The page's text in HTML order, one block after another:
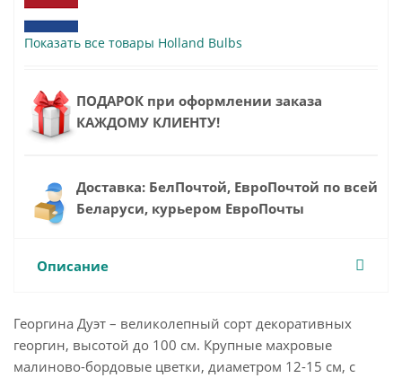
Показать все товары Holland Bulbs
ПОДАРОК при оформлении заказа
КАЖДОМУ КЛИЕНТУ!
Доставка: БелПочтой, ЕвроПочтой по всей
Беларуси, курьером ЕвроПочты
Описание
Георгина Дуэт – великолепный сорт декоративных
георгин, высотой до 100 см. Крупные махровые
малиново-бордовые цветки, диаметром 12-15 см, с